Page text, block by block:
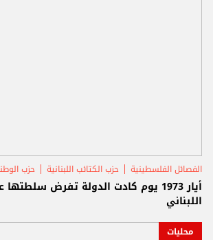
الفصائل الفلسطينية حزب الكتائب اللبنانية حزب
أيار 1973 يوم كادت الدولة تفرض
اللبناني
محليات